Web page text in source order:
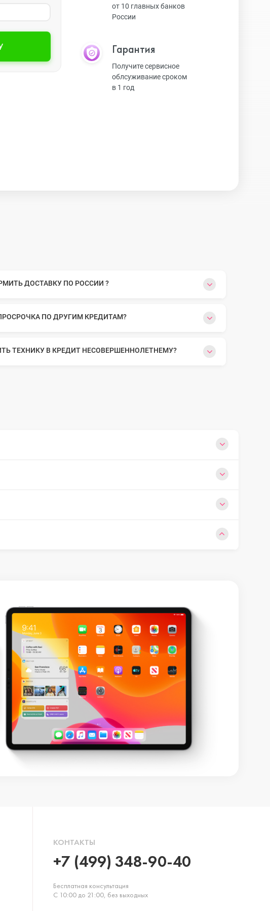
от 10 главных банков
России
Гарантия
Получите сервисное
облсуживание сроком
в 1 год
ДОСТАВКУ ПО РОССИИ ?
ПО ДРУГИМ КРЕДИТАМ?
ТЕХНИКУ В КРЕДИТ НЕСОВЕРШЕННОЛЕТНЕМУ?
КОНТАКТЫ
+7 (499) 348-90-40
Бесплатная консультация
С 10:00 до 21:00, без выходных